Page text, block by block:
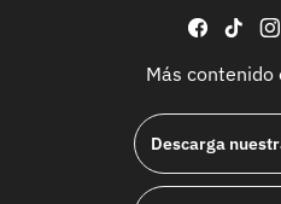
facebook
Más contenido
Descarga